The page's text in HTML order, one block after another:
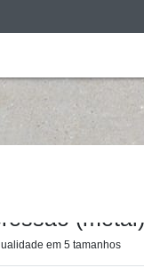
em 5 tamanhos